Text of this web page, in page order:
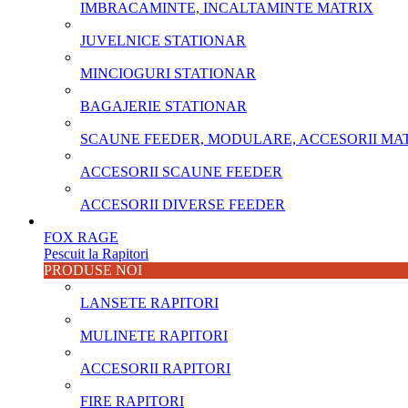
IMBRACAMINTE, INCALTAMINTE MATRIX
JUVELNICE STATIONAR
MINCIOGURI STATIONAR
BAGAJERIE STATIONAR
SCAUNE FEEDER, MODULARE, ACCESORII
ACCESORII SCAUNE FEEDER
ACCESORII DIVERSE FEEDER
FOX RAGE
Pescuit la Rapitori
PRODUSE NOI
LANSETE RAPITORI
MULINETE RAPITORI
ACCESORII RAPITORI
FIRE RAPITORI